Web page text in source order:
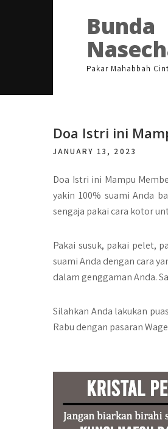
Bunda
Pakar Mahabbah
Doa Istri ini
JANUARY 13, 2023
Doa Istri ini Mampu
yakin 100% suami Anda
sengaja pakai cara kotor
Pakai susuk, pakai pelet,
suami Anda dengan cara
dalam genggaman Anda.
Silahkan Anda lakukan
Rabu dengan pasaran